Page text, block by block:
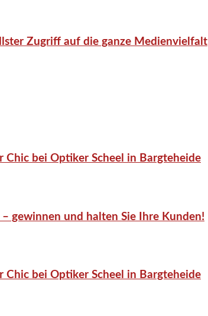
Zugriff auf die ganze Medienvielfalt
Chic bei Optiker Scheel in Bargteheide
gewinnen und halten Sie Ihre Kunden!
Chic bei Optiker Scheel in Bargteheide